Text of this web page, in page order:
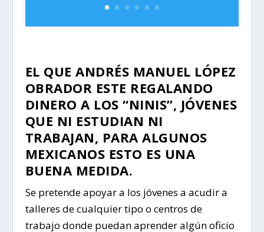
EL QUEANDRÉS MANUEL LÓPEZ
OBRADOR ESTE REGALANDO
DINERO A LOS “NINIS”, JÓVENES
QUE NI ESTUDIAN NI
TRABAJAN, PARA ALGUNOS
MEXICANOS ESTO ES UNA
BUENA MEDIDA.
Se pretende apoyar a los jóvenes a acudir a
talleres de cualquier tipo o centros de
trabajo donde puedan aprender algún oficio